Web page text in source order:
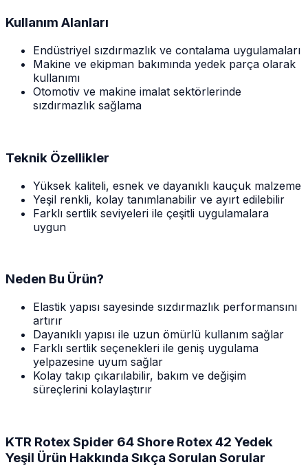
Kullanım Alanları
Endüstriyel sızdırmazlık ve contalama uygulamaları
Makine ve ekipman bakımında yedek parça olarak
kullanımı
Otomotiv ve makine imalat sektörlerinde
sızdırmazlık sağlama
Teknik Özellikler
Yüksek kaliteli, esnek ve dayanıklı kauçuk malzeme
Yeşil renkli, kolay tanımlanabilir ve ayırt edilebilir
Farklı sertlik seviyeleri ile çeşitli uygulamalara
uygun
Neden Bu Ürün?
Elastik yapısı sayesinde sızdırmazlık performansını
artırır
Dayanıklı yapısı ile uzun ömürlü kullanım sağlar
Farklı sertlik seçenekleri ile geniş uygulama
yelpazesine uyum sağlar
Kolay takıp çıkarılabilir, bakım ve değişim
süreçlerini kolaylaştırır
KTR Rotex Spider 64 Shore Rotex 42 Yedek
Yeşil Ürün Hakkında Sıkça Sorulan Sorular